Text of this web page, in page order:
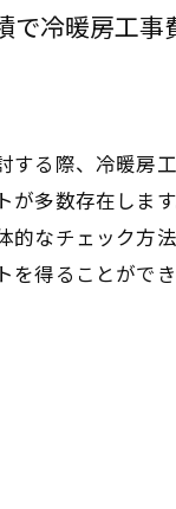
で冷暖房工
する際、冷暖房
が多数存在しま
的なチェック方
得ることができ